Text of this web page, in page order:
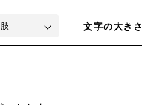
文字の大きさ